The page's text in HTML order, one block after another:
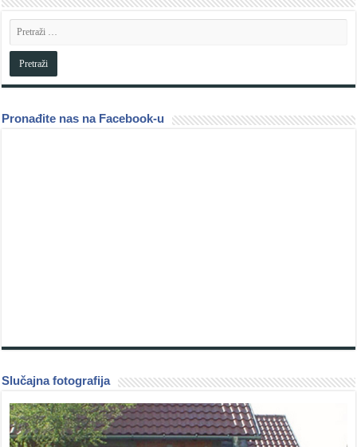
Pronađite nas na Facebook-u
Slučajna fotografija